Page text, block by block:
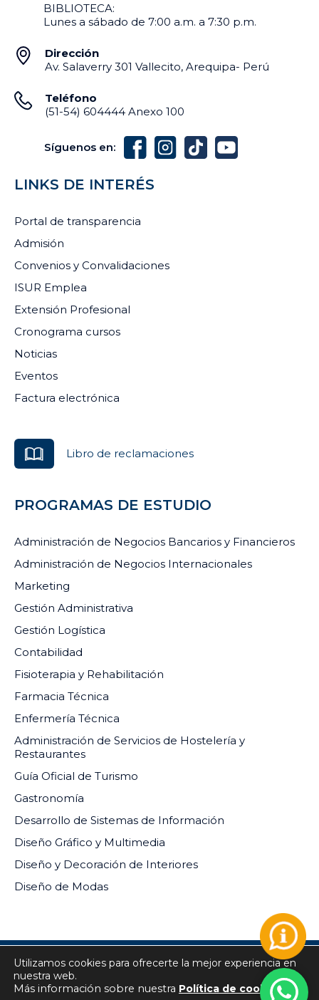
BIBLIOTECA:
Lunes a sábado de 7:00 a.m. a 7:30 p.m.
Dirección
Av. Salaverry 301 Vallecito, Arequipa- Perú
Teléfono
(51-54) 604444 Anexo 100
Síguenos en:
LINKS DE INTERÉS
Portal de transparencia
Admisión
Convenios y Convalidaciones
ISUR Emplea
Extensión Profesional
Cronograma cursos
Noticias
Eventos
Factura electrónica
Libro de reclamaciones
PROGRAMAS DE ESTUDIO
Administración de Negocios Bancarios y Financieros
Administración de Negocios Internacionales
Marketing
Gestión Administrativa
Gestión Logística
Contabilidad
Fisioterapia y Rehabilitación
Farmacia Técnica
Enfermería Técnica
Administración de Servicios de Hostelería y
Restaurantes
Guía Oficial de Turismo
Gastronomía
Desarrollo de Sistemas de Información
Diseño Gráfico y Multimedia
Diseño y Decoración de Interiores
Diseño de Modas
INSTITUTO DE EDUCACIÓN SUPERIOR PRIVADO DEL
SUR RM-073-2024-MINEDU
Todos los derechos reservados
Utilizamos cookies para ofrecerte la mejor experiencia en
nuestra web.
Más información sobre nuestra Política de cookies